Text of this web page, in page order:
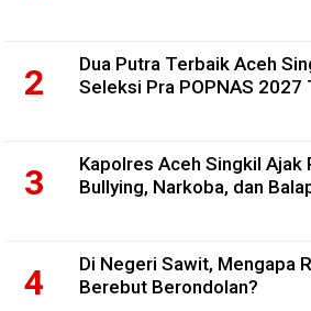
Dua Putra Terbaik Aceh
Seleksi Pra POPNAS 2027
Kapolres Aceh Singkil Ajak
Bullying, Narkoba, dan
Di Negeri Sawit, Mengapa
Berebut Berondolan?